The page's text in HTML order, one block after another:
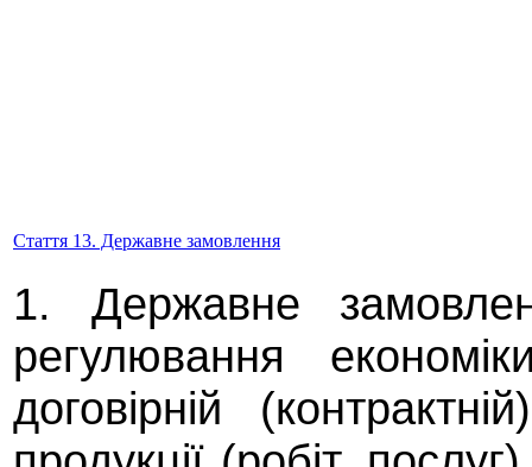
Стаття 13. Державне замовлення
1. Державне
регулювання
договірній